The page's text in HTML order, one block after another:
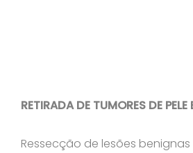
RETIRADA DE TUMORES DE PELE
Ressecção de lesões